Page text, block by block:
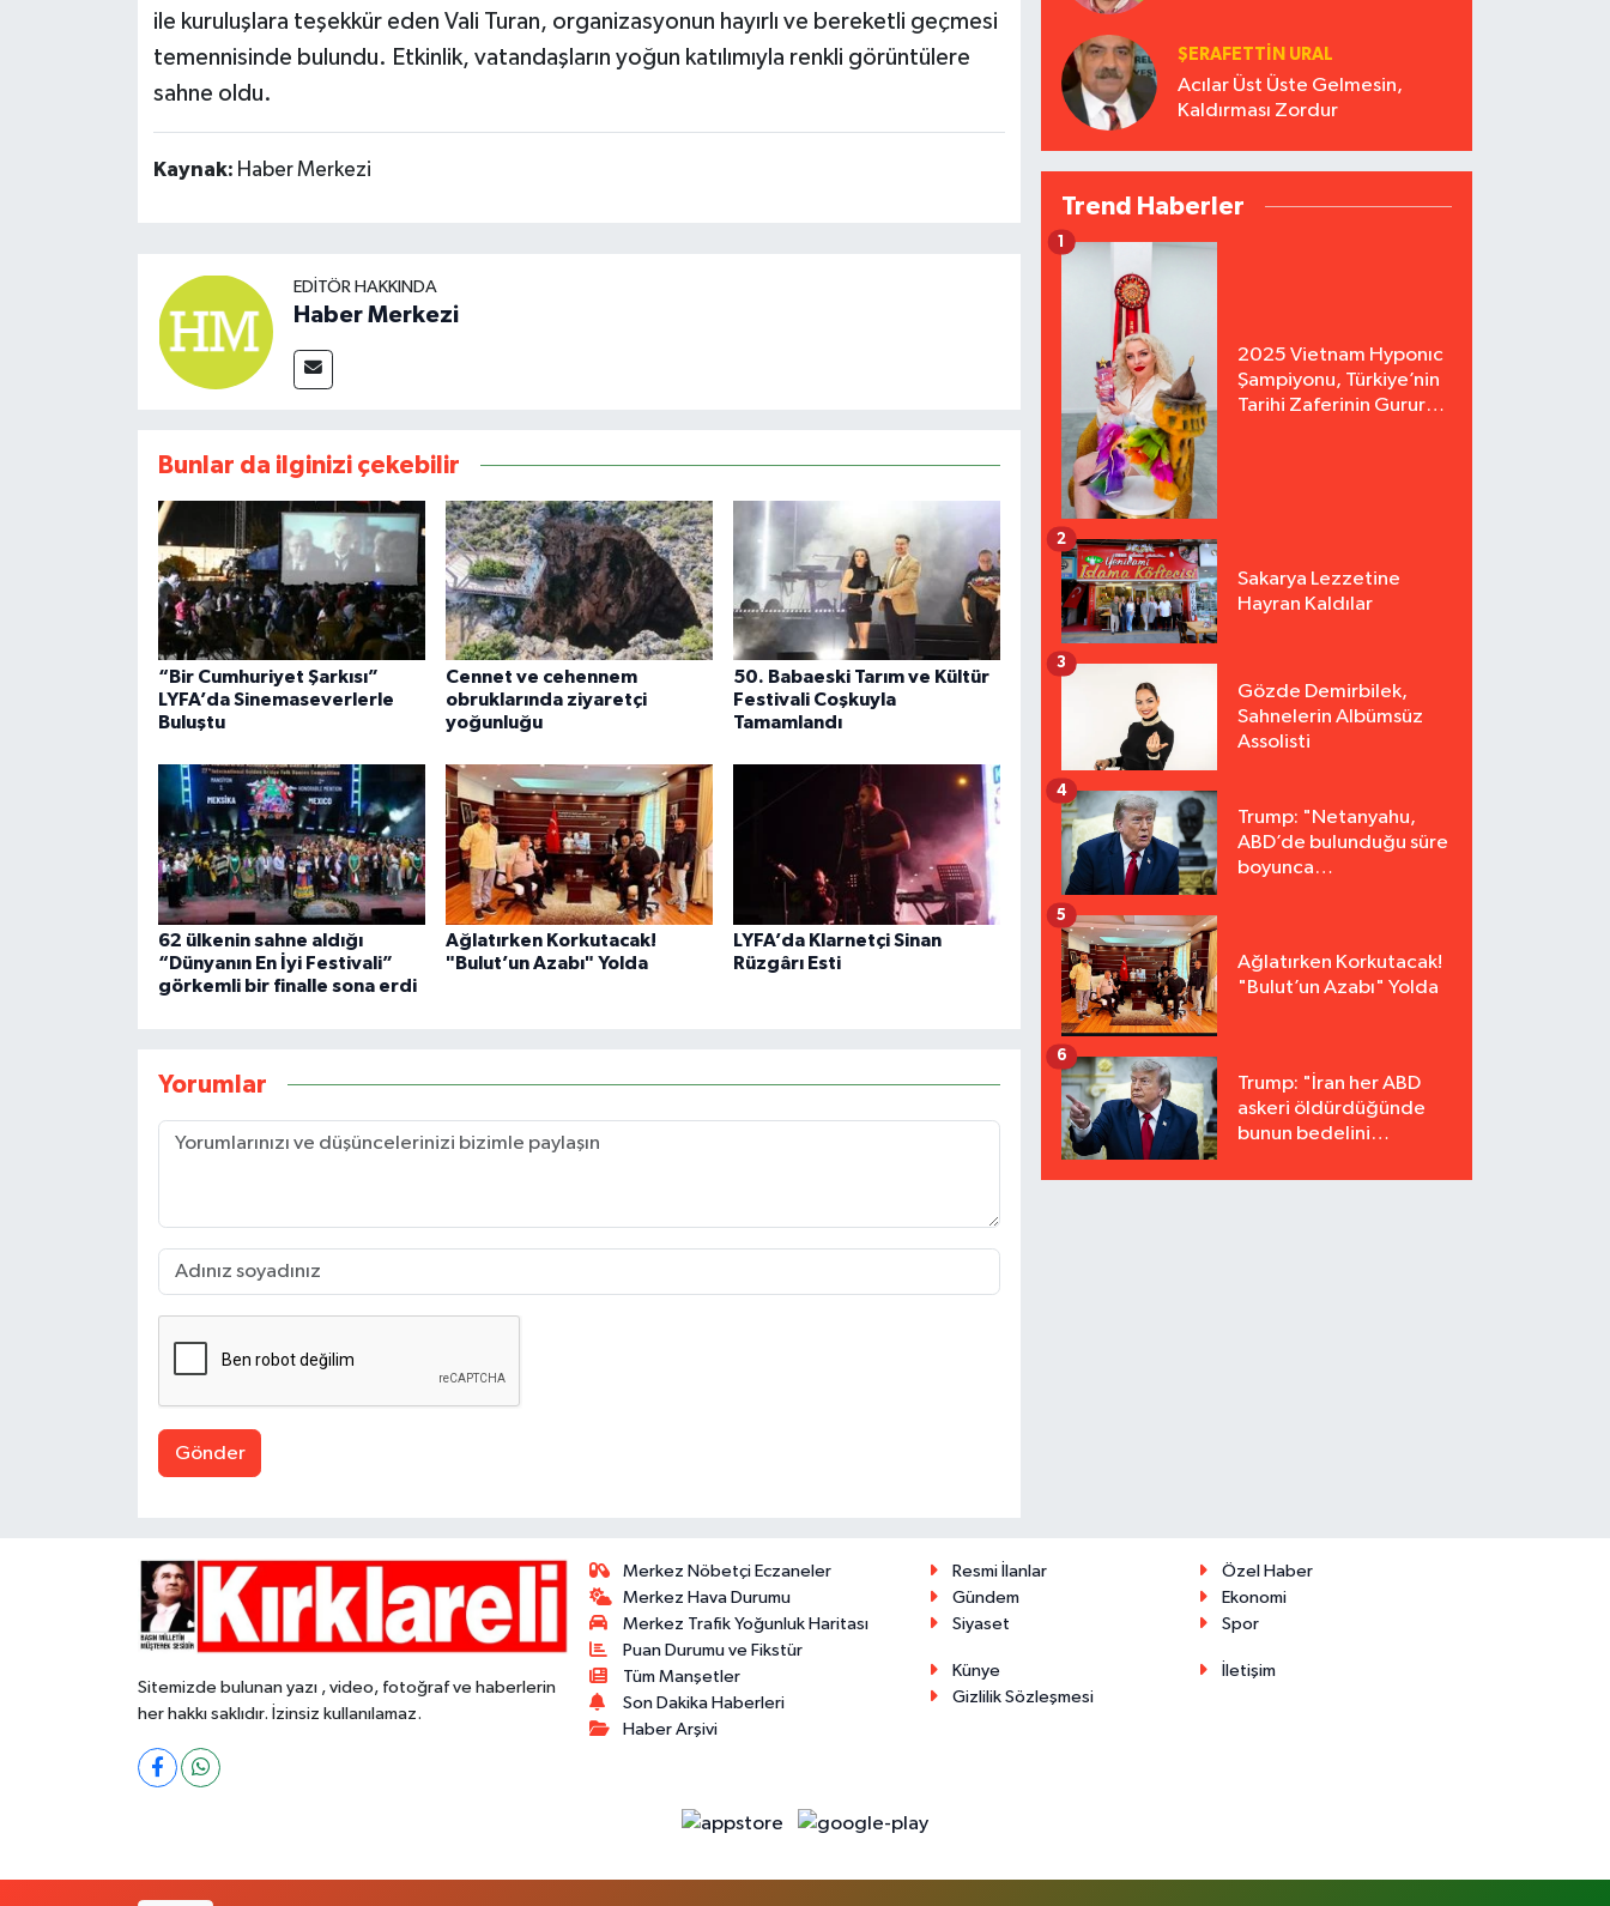
ile kuruluşlara teşekkür eden Vali Turan, organizasyonun hayırlı ve bereketli geçmesi
temennisinde bulundu. Etkinlik, vatandaşların yoğun katılımıyla renkli görüntülere
sahne oldu.
Kaynak: Haber Merkezi
EDITÖR HAKKINDA
Haber Merkezi
Bunlar da ilginizi çekebilir
“Bir Cumhuriyet Şarkısı”
LYFA’da Sinemaseverlerle
Buluştu
Cennet ve cehennem
obruklarında ziyaretçi
yoğunluğu
50. Babaeski Tarım ve Kültür
Festivali Coşkuyla
Tamamlandı
62 ülkenin sahne aldığı
“Dünyanın En İyi Festivali”
görkemli bir finalle sona erdi
Ağlatırken Korkutacak!
"Bulut’un Azabı" Yolda
LYFA’da Klarnetçi Sinan
Rüzgârı Esti
Yorumlar
Gönder
ŞERAFETTIN URAL
Acılar Üst Üste Gelmesin,
Kaldırması Zordur
Trend Haberler
2025 Vietnam Hyponıc
Şampiyonu, Türkiye’nin
Tarihi Zaferinin Gururu
1
Sakarya Lezzetine
Hayran Kaldılar
2
Gözde Demirbilek,
Sahnelerin Albümsüz
Assolisti
3
Trump: "Netanyahu,
ABD’de bulunduğu süre
boyunca
4
Ağlatırken Korkutacak!
"Bulut’un Azabı" Yolda
5
Trump: "İran her ABD
askeri öldürdüğünde
bunun bedelini
6
Sitemizde bulunan yazı , video, fotoğraf ve haberlerin
her hakkı saklıdır. İzinsiz kullanılamaz.
Merkez Nöbetçi Eczaneler
Merkez Hava Durumu
Merkez Trafik Yoğunluk Haritası
Puan Durumu ve Fikstür
Tüm Manşetler
Son Dakika Haberleri
Haber Arşivi
Resmi İlanlar
Özel Haber
Gündem
Ekonomi
Siyaset
Spor
Künye
İletişim
Gizlilik Sözleşmesi